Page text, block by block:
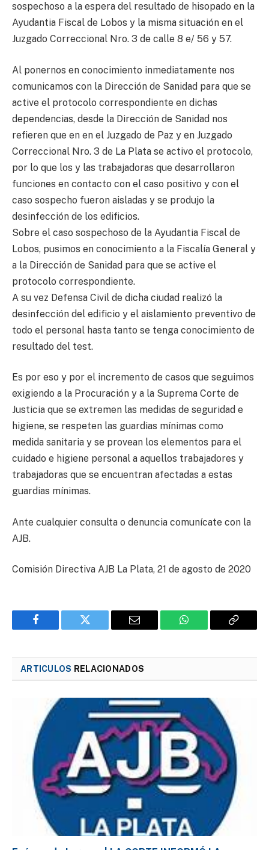
sospechoso a la espera del resultado de hisopado en la
Ayudantia Fiscal de Lobos y la misma situación en el
Juzgado Correccional Nro. 3 de calle 8 e/ 56 y 57.
Al ponernos en conocimiento inmediatamente nos
comunicamos con la Dirección de Sanidad para que se
active el protocolo correspondiente en dichas
dependencias, desde la Dirección de Sanidad nos
refieren que en en el Juzgado de Paz y en Juzgado
Correccional Nro. 3 de La Plata se activo el protocolo,
por lo que los y las trabajadoras que desarrollaron
funciones en contacto con el caso positivo y con el
caso sospecho fueron aisladas y se produjo la
desinfección de los edificios.
Sobre el caso sospechoso de la Ayudantia Fiscal de
Lobos, pusimos en conocimiento a la Fiscalía General y
a la Dirección de Sanidad para que se active el
protocolo correspondiente.
A su vez Defensa Civil de dicha ciudad realizó la
desinfección del edificio y el aislamiento preventivo de
todo el personal hasta tanto se tenga conocimiento de
resultado del test.
Es por eso y por el incremento de casos que seguimos
exigiendo a la Procuración y a la Suprema Corte de
Justicia que se extremen las medidas de seguridad e
higiene, se respeten las guardias mínimas como
medida sanitaria y se provean los elementos para el
cuidado e higiene personal a aquellos trabajadores y
trabajadoras que se encuentran afectadas a estas
guardias mínimas.
Ante cualquier consulta o denuncia comunícate con la
AJB.
Comisión Directiva AJB La Plata, 21 de agosto de 2020
Facebook Twitter Email WhatsApp Copy
ARTICULOS RELACIONADOS